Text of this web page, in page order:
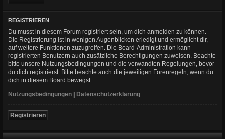
REGISTRIEREN
Du musst in diesem Forum registriert sein, um dich anmelden zu können.
Die Registrierung ist in wenigen Augenblicken erledigt und ermöglicht dir,
auf weitere Funktionen zuzugreifen. Die Board-Administration kann
registrierten Benutzern auch zusätzliche Berechtigungen zuweisen. Beachte
bitte unsere Nutzungsbedingungen und die verwandten Regelungen, bevor
du dich registrierst. Bitte beachte auch die jeweiligen Forenregeln, wenn du
dich in diesem Board bewegst.
Nutzungsbedingungen
Datenschutzerklärung
Registrieren